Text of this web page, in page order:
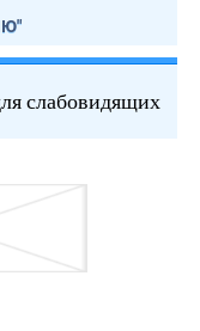
слабовидящих